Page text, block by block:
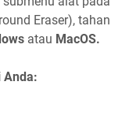
Eraser), tahan
atau MacOS.
Anda: